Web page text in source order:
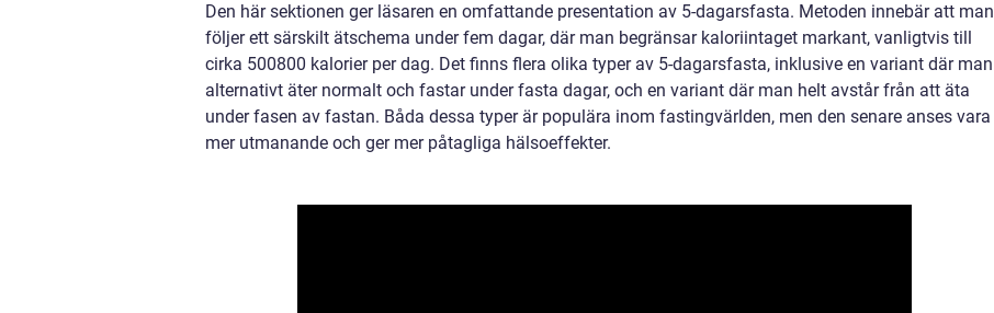
Den här sektionen ger läsaren en omfattande presentation av 5-dagarsfasta. Metoden innebär att man
följer ett särskilt ätschema under fem dagar, där man begränsar kaloriintaget markant, vanligtvis till
cirka 500800 kalorier per dag. Det finns flera olika typer av 5-dagarsfasta, inklusive en variant där man
alternativt äter normalt och fastar under fasta dagar, och en variant där man helt avstår från att äta
under fasen av fastan. Båda dessa typer är populära inom fastingvärlden, men den senare anses vara
mer utmanande och ger mer påtagliga hälsoeffekter.